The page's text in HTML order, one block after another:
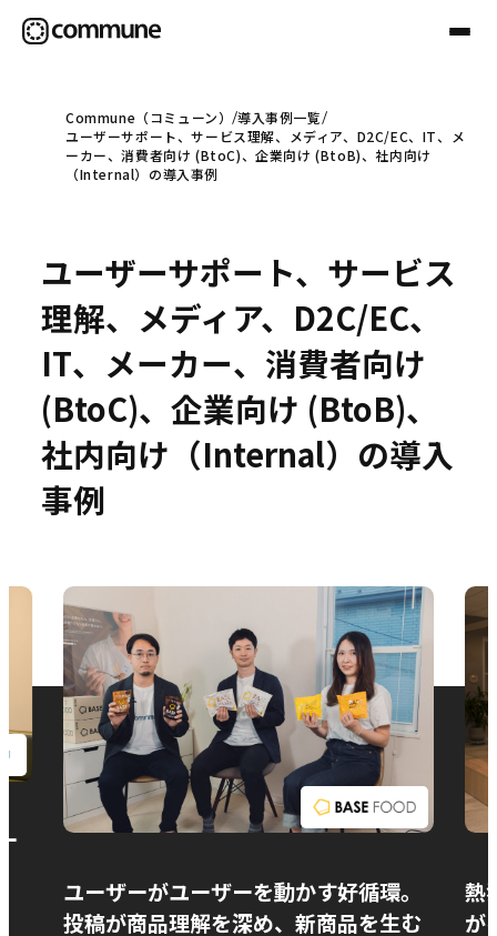
Communeについて
事例
セミナー
お役立ち情報
Commune（コミューン）
導入事例一覧
ユーザーサポート、サービス理解、メディア、D2C/EC、IT、メ
ーカー、消費者向け (BtoC)、企業向け (BtoB)、社内向け
（Internal）の導入事例
ユーザーサポート、サービス
理解、メディア、D2C/EC、
IT、メーカー、消費者向け
(BtoC)、企業向け (BtoB)、
社内向け（Internal）の導入
事例
ユーザーがユーザーを動かす好循環。
投稿が商品理解を深め、新商品を生む
熱
が